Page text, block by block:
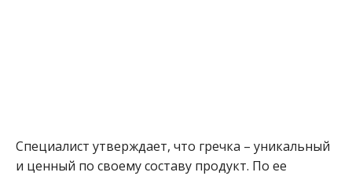
Специалист утверждает, что гречка – уникальный
и ценный по своему составу продукт. По ее